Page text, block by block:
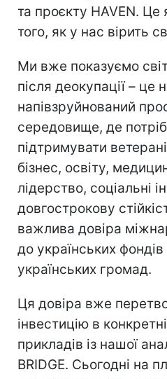
та проєкту HAVEN.
того, як у нас вірить
Ми вже показуємо
після деокупації – це
напівзруйнований
середовище, де
підтримувати
бізнес, освіту,
лідерство, соціальні
довгострокову
важлива довіра
до українських
українських громад.
Ця довіра вже
інвестицію в
прикладів із нашої
BRIDGE. Сьогодні на